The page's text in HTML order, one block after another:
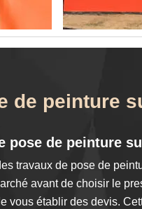
de peinture
pose de peinture
travaux de pose de
avant de choisir le
vous établir des devis.